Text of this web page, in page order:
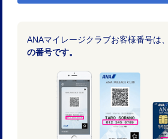
ANAマイレージクラブお客様番号は、
の番号です。